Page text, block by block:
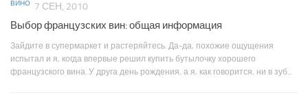
ВИНО 7 СЕН, 2010
Выбор французских вин: общая информация
Зайдите в супермаркет и растеряйтесь. Да-да, похожие ощущения
испытал и я, когда впервые решил купить бутылочку хорошего
французского вина. У друга день рождения, а я, как говорится, ни в зуб...